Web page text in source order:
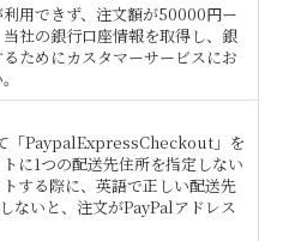
用できず、注文額が50000円ー
社の銀行口座情報を取得し、銀
ためにカスタマーサービスにお
「PaypalExpressCheckout」を
に1つの配送先住所を指定しない
する際に、英語で正しい配送先
ないと、注文がPayPalアドレス